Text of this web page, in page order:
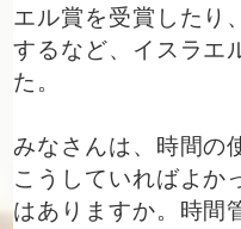
エル賞を受賞したり
するなど、イスラエ
た。
みなさんは、時間の
こうしていればよか
はありますか。時間